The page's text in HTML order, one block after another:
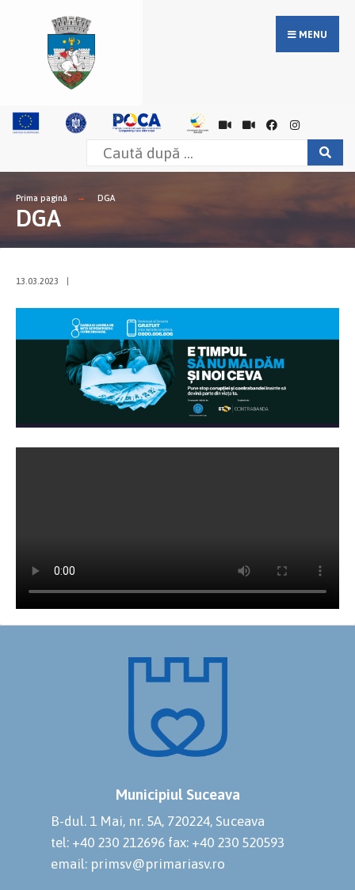
MENU
Prima pagină DGA
DGA
13.03.2023
Municipiul Suceava
B-dul. 1 Mai, nr. 5A, 720224, Suceava
tel: +40 230 212696 fax: +40 230 520593
email: primsv@primariasv.ro